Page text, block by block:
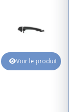
Voir le produit